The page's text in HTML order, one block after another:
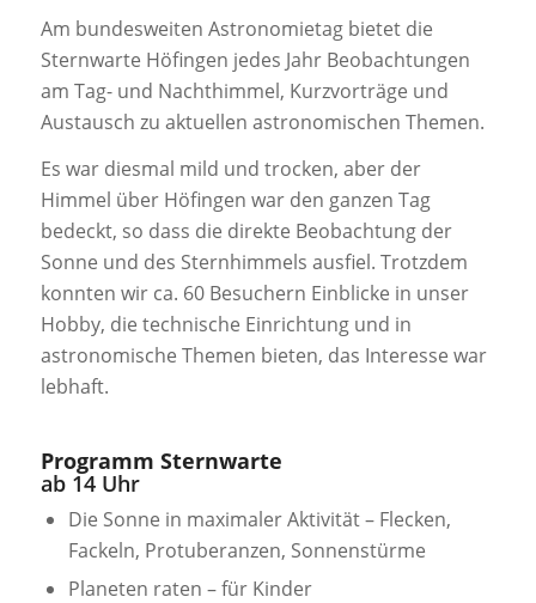
Am bundesweiten Astronomietag bietet die
Sternwarte Höfingen jedes Jahr Beobachtungen
am Tag- und Nachthimmel, Kurzvorträge und
Austausch zu aktuellen astronomischen Themen.
Es war diesmal mild und trocken, aber der
Himmel über Höfingen war den ganzen Tag
bedeckt, so dass die direkte Beobachtung der
Sonne und des Sternhimmels ausfiel. Trotzdem
konnten wir ca. 60 Besuchern Einblicke in unser
Hobby, die technische Einrichtung und in
astronomische Themen bieten, das Interesse war
lebhaft.
Programm Sternwarte
ab 14 Uhr
Die Sonne in maximaler Aktivität – Flecken,
Fackeln, Protuberanzen, Sonnenstürme
Planeten raten – für Kinder